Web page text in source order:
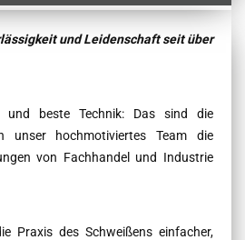
und Leidenschaft seit über
und beste Technik: Das sind die
unser hochmotiviertes Team die
von Fachhandel und Industrie
Praxis des Schweißens einfacher,